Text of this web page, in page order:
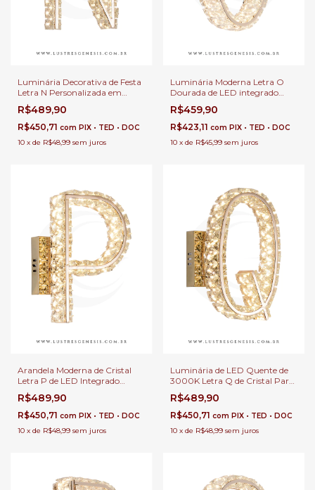
Luminária Decorativa de Festa
Letra N Personalizada em
Cristal e LED Integrado Quente
Para Cabeceira de Cama e
Quartos Infantil
R$489,90
R$450,71 com PIX • TED • DOC
10 x de R$48,99 sem juros
Luminária Moderna Letra O
Dourada de LED integrado
3000k para Decoração,
Cabeceira de Cama, Corredor e
Quartos
R$459,90
R$423,11 com PIX • TED • DOC
10 x de R$45,99 sem juros
Arandela Moderna de Cristal
Letra P de LED Integrado
Quente Para Cabeceira de
Cama e Decoração de Hall de
Entrada
R$489,90
R$450,71 com PIX • TED • DOC
10 x de R$48,99 sem juros
Luminária de LED Quente de
3000K Letra Q de Cristal Para
Decoração de Sala de Estar,
Quartos e Corredor
R$489,90
R$450,71 com PIX • TED • DOC
10 x de R$48,99 sem juros